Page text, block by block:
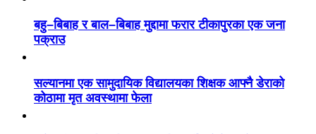
बहु–बिबाह र बाल–बिबाह मुद्दामा फरार टीकापुरका एक जना
पक्राउ
सल्यानमा एक सामुदायिक विद्यालयका शिक्षक आफ्नै डेराको
कोठामा मृत अवस्थामा फेला